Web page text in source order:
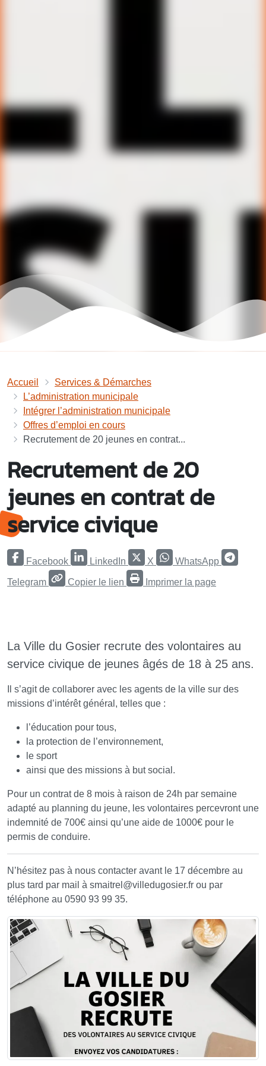
Accueil
Services & Démarches
L’administration municipale
Intégrer l’administration municipale
Offres d’emploi en cours
Recrutement de 20 jeunes en contrat...
Recrutement de 20
jeunes en contrat de
service civique
Facebook LinkedIn X WhatsApp
Telegram Copier le lien Imprimer la page
La Ville du Gosier recrute des volontaires au
service civique de jeunes âgés de 18 à 25 ans.
Il s’agit de collaborer avec les agents de la ville sur des
missions d’intérêt général, telles que :
l’éducation pour tous,
la protection de l’environnement,
le sport
ainsi que des missions à but social.
Pour un contrat de 8 mois à raison de 24h par semaine
adapté au planning du jeune, les volontaires percevront une
indemnité de 700€ ainsi qu’une aide de 1000€ pour le
permis de conduire.
N’hésitez pas à nous contacter avant le 17 décembre au
plus tard par mail à smaitrel @villedugosier.fr ou par
téléphone au 0590 93 99 35.